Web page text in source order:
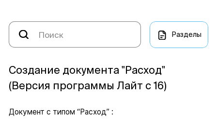
Разделы
Создание документа "Расход"
(Версия программы Лайт с 16)
Документ с типом “Расход” :